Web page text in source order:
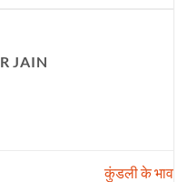
JAIN
कुंडली के भाव